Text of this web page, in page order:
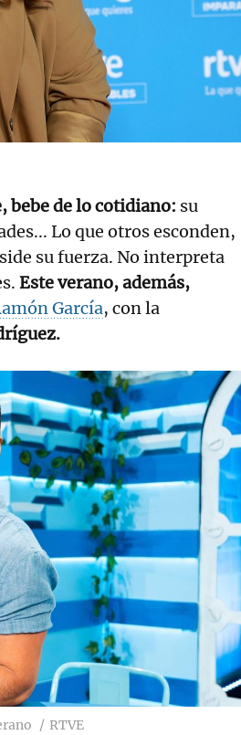
bebe de lo cotidiano: su
Lo que otros esconden,
su fuerza. No interpreta
Este verano, además,
García, con la
RTVE